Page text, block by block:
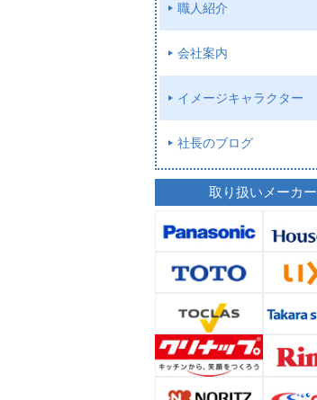
職人紹介
会社案内
イメージキャラクター
社長のブログ
取り扱いメーカー